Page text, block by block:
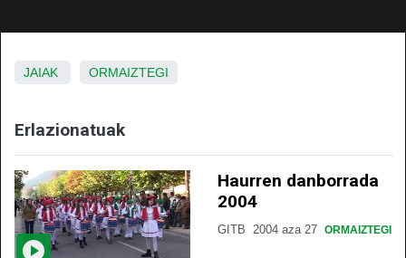
JAIAK ORMAIZTEGI
Erlazionatuak
Haurren danborrada
2004
GITB 2004 aza 27 ORMAIZTEGI